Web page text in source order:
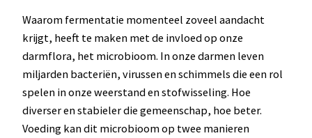
Waarom fermentatie momenteel zoveel aandacht
krijgt, heeft te maken met de invloed op onze
darmflora, het microbioom. In onze darmen leven
miljarden bacteriën, virussen en schimmels die een rol
spelen in onze weerstand en stofwisseling. Hoe
diverser en stabieler die gemeenschap, hoe beter.
Voeding kan dit microbioom op twee manieren